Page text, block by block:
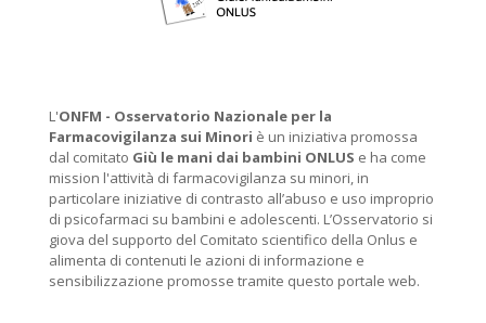
L'ONFM - Osservatorio Nazionale per la
Farmacovigilanza sui Minori è un iniziativa promossa
dal comitato Giù le mani dai bambini ONLUS e ha come
mission l'attività di farmacovigilanza su minori, in
particolare iniziative di contrasto all’abuso e uso improprio
di psicofarmaci su bambini e adolescenti. L’Osservatorio si
giova del supporto del Comitato scientifico della Onlus e
alimenta di contenuti le azioni di informazione e
sensibilizzazione promosse tramite questo portale web.